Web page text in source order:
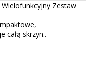
Zestaw
całą skrzyn..